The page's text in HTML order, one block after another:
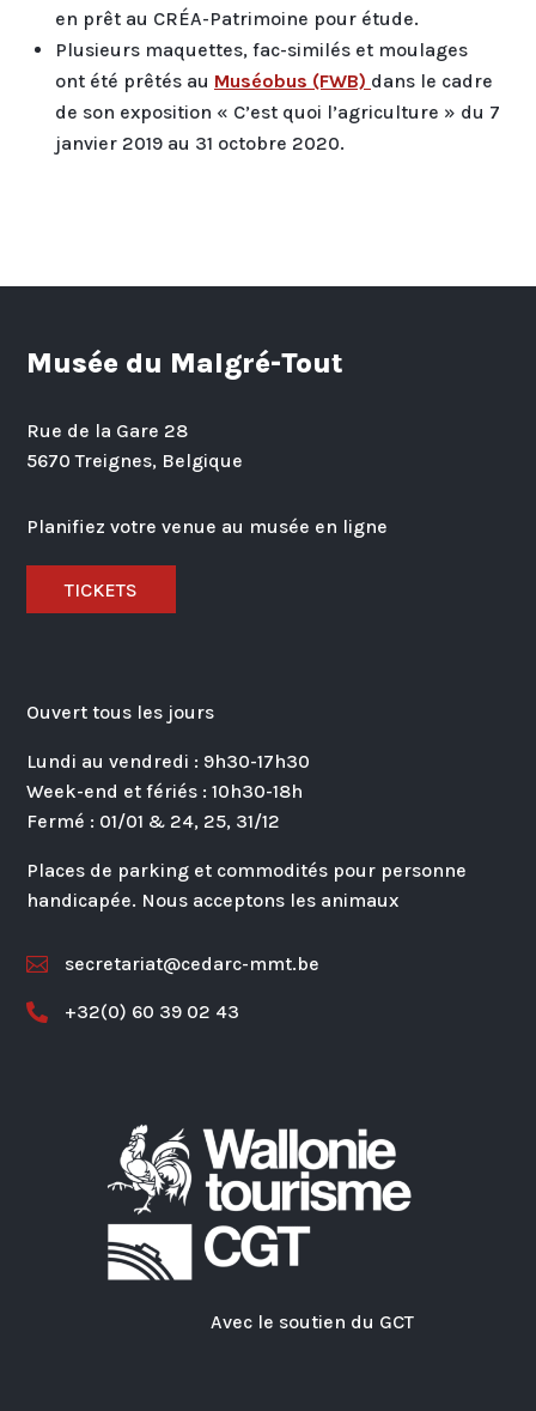
en prêt au CRÉA-Patrimoine pour étude.
Plusieurs maquettes, fac-similés et moulages
ont été prêtés au Muséobus (FWB) dans le cadre
de son exposition « C’est quoi l’agriculture » du 7
janvier 2019 au 31 octobre 2020.
Musée du Malgré-Tout
Rue de la Gare 28
5670 Treignes, Belgique
Planifiez votre venue au musée en ligne
TICKETS
Ouvert tous les jours
Lundi au vendredi : 9h30-17h30
Week-end et fériés : 10h30-18h
Fermé : 01/01 & 24, 25, 31/12
Places de parking et commodités pour personne
handicapée. Nous acceptons les animaux
 secretariat@cedarc-mmt.be
 +32(0) 60 39 02 43
Avec le soutien du GCT